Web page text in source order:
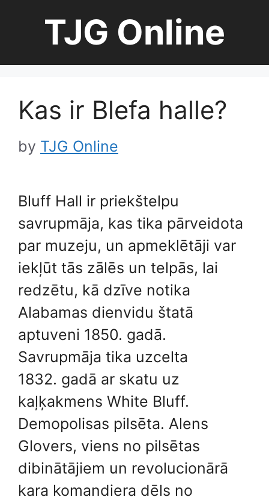
TJG Online
Kas ir Blefa halle?
by TJG Online
Bluff Hall ir priekštelpu
savrupmāja, kas tika pārveidota
par muzeju, un apmeklētāji var
iekļūt tās zālēs un telpās, lai
redzētu, kā dzīve notika
Alabamas dienvidu štatā
aptuveni 1850. gadā.
Savrupmāja tika uzcelta
1832. gadā ar skatu uz
kaļķakmens White Bluff.
Demopolisas pilsēta. Alens
Glovers, viens no pilsētas
dibinātājiem un revolucionārā
kara komandiera dēls no